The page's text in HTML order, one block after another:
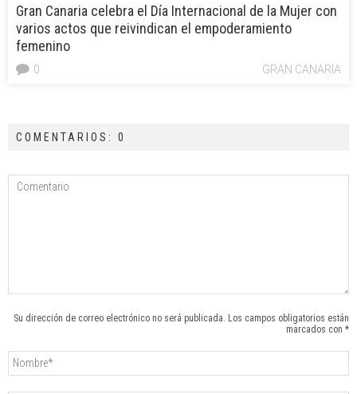
Gran Canaria celebra el Día Internacional de la Mujer con
varios actos que reivindican el empoderamiento
femenino
GRAN CANARIA
0
COMENTARIOS: 0
Su dirección de correo electrónico no será publicada. Los campos obligatorios están
marcados con *